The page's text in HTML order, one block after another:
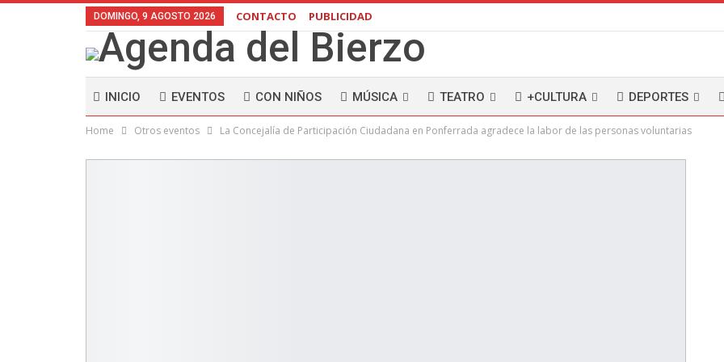
DOMINGO, 9 AGOSTO 2026 CONTACTO PUBLICIDAD
INICIO EVENTOS CON NIÑOS MÚSICA TEATRO +CULTURA DEPORTES
Home Otros eventos La Concejalía de Participación Ciudadana en Ponferrada agradece la labor de las personas voluntarias